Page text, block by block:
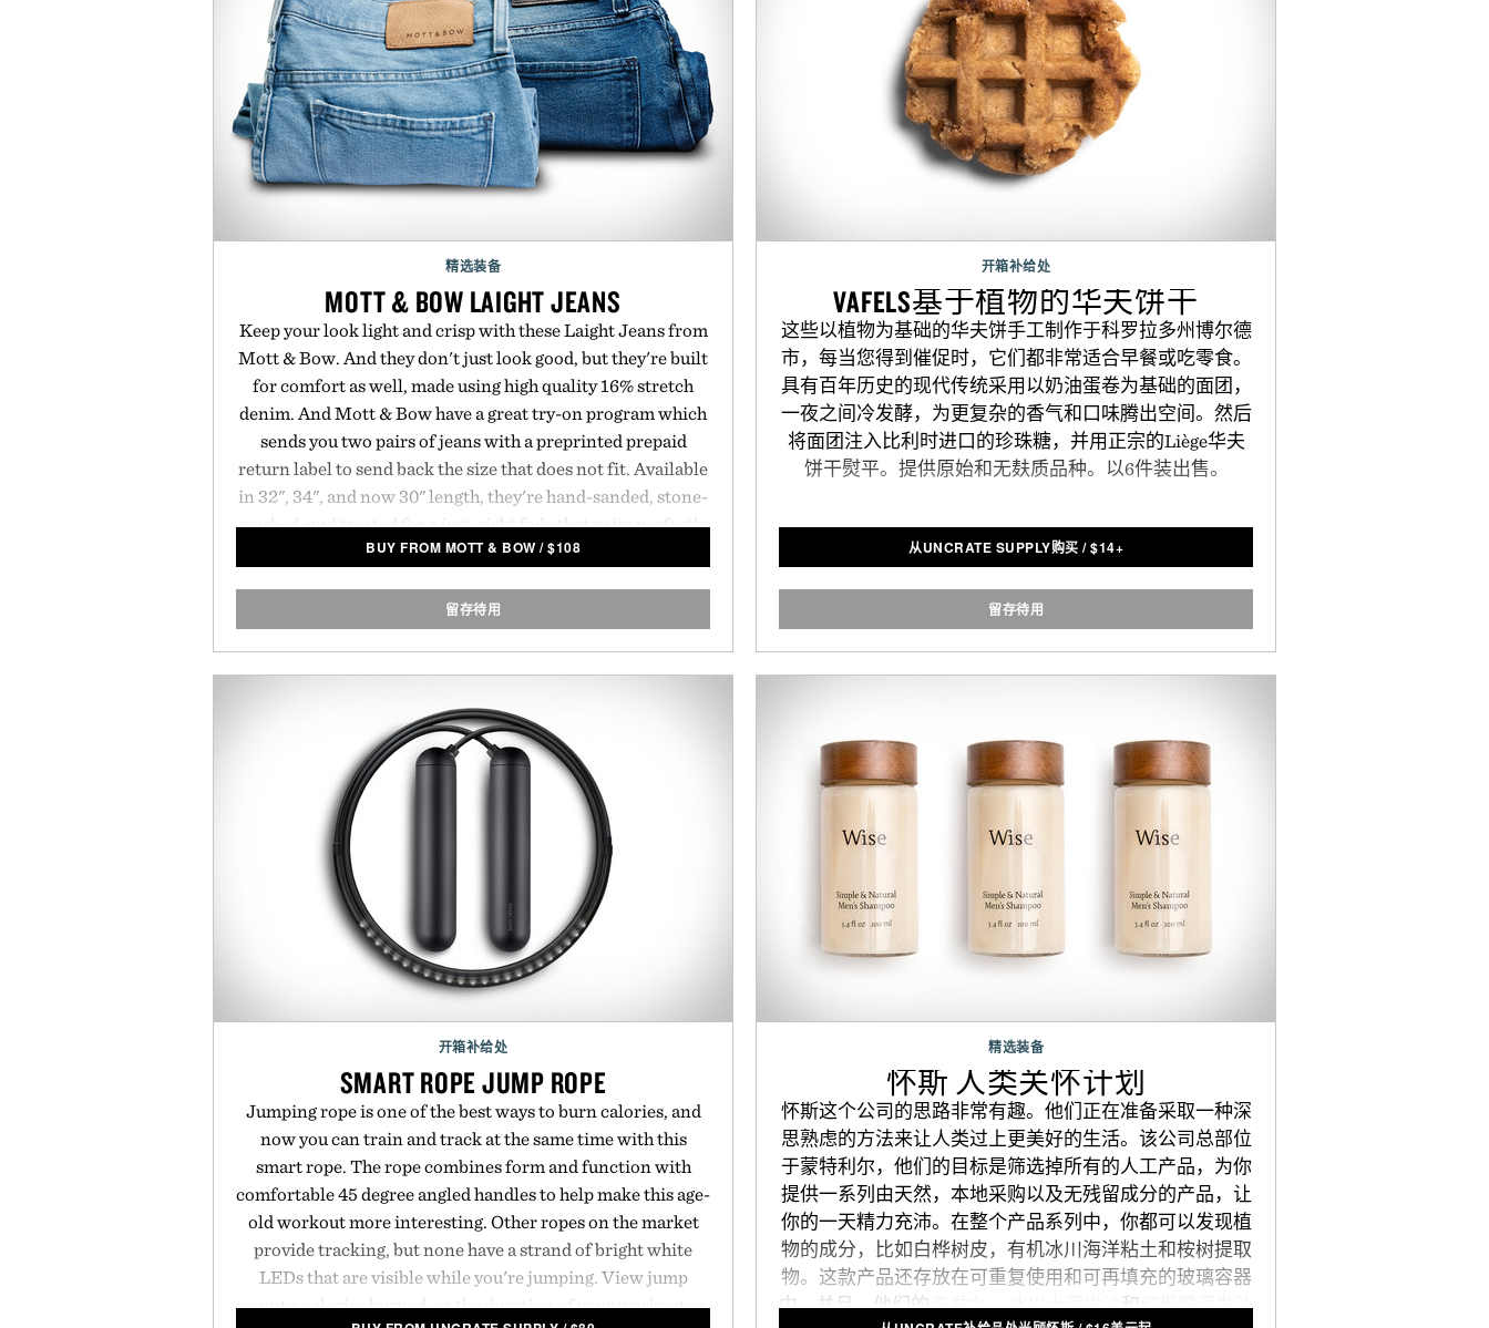
精选装备
MOTT & BOW LAIGHT JEANS
Keep your look light and crisp with these Laight Jeans from
Mott & Bow. And they don't just look good, but they're built
for comfort as well, made using high quality 16% stretch
denim. And Mott & Bow have a great try-on program which
sends you two pairs of jeans with a preprinted prepaid
return label to send back the size that does not fit. Available
in 32", 34", and now 30" length, they're hand-sanded, stone-
washed, and treated for a just-right fade that pairs perfectly
with bright spring and summer tops and requires no break-
Presented by Mott & Bow.
BUY FROM MOTT & BOW /$108
留存待用
开箱补给处
VAFELS基于植物的华夫饼干
这些以植物为基础的华夫饼手工制作于科罗拉多州博尔德
市，每当您得到催促时，它们都非常适合早餐或吃零食。
具有百年历史的现代传统采用以奶油蛋卷为基础的面团，
一夜之间冷发酵，为更复杂的香气和口味腾出空间。然后
将面团注入比利时进口的珍珠糖，并用正宗的Liège华夫
饼干熨平。提供原始和无麸质品种。以6件装出售。
从UNCRATE SUPPLY购买 /$14+
留存待用
开箱补给处
SMART ROPE JUMP ROPE
Jumping rope is one of the best ways to burn calories, and
now you can train and track at the same time with this
smart rope. The rope combines form and function with
comfortable 45 degree angled handles to help make this age-
old workout more interesting. Other ropes on the market
provide tracking, but none have a strand of bright white
LEDs that are visible while you're jumping. View jump
counts, calories burned, or the duration of your workout as
精选装备
怀斯 人类关怀计划
怀斯这个公司的思路非常有趣。他们正在准备采取一种深
思熟虑的方法来让人类过上更美好的生活。该公司总部位
于蒙特利尔，他们的目标是筛选掉所有的人工产品，为你
提供一系列由天然，本地采购以及无残留成分的产品，让
你的一天精力充沛。在整个产品系列中，你都可以发现植
物的成分，比如白桦树皮，有机冰川海洋粘土和桉树提取
物。这款产品还存放在可重复使用和可再填充的玻璃容器
中，并且，他们的洗发水，冰川土润发油和红枫霜润发油